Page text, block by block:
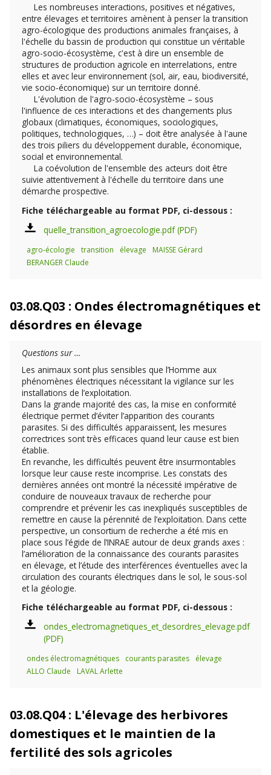
Les nombreuses interactions, positives et négatives,
entre élevages et territoires amènent à penser la transition
agro-écologique des productions animales françaises, à
l'échelle du bassin de production qui constitue un véritable
agro-socio-écosystème, c'est à dire un ensemble de
structures de production agricole en interrelations, entre
elles et avec leur environnement (sol, air, eau, biodiversité,
vie socio-économique) sur un territoire donné.
L'évolution de l'agro-socio-écosystème – sous
l'influence de ces interactions et des changements plus
globaux (climatiques, économiques, sociologiques,
politiques, technologiques, …) – doit être analysée à l'aune
des trois piliers du développement durable, économique,
social et environnemental.
La coévolution de l'ensemble des acteurs doit être
suivie attentivement à l'échelle du territoire dans une
démarche prospective.
Fiche téléchargeable au format PDF, ci-dessous :
quelle_transition_agroecologie.pdf
agro-écologie transition élevage
MAISSE Gérard
BERANGER Claude
03.08.Q03 : Ondes électromagnétiques et
désordres en élevage
Questions sur …
Les animaux sont plus sensibles que l’Homme aux
phénomènes électriques nécessitant la vigilance sur les
installations de l’exploitation.
Dans la grande majorité des cas, la mise en conformité
électrique permet d’éviter l’apparition des courants
parasites. Si des difficultés apparaissent, les mesures
correctrices sont très efficaces quand leur cause est bien
établie.
En revanche, les difficultés peuvent être insurmontables
lorsque leur cause reste incomprise. Les constats des
dernières années ont montré la nécessité impérative de
conduire de nouveaux travaux de recherche pour
comprendre et prévenir les cas inexpliqués susceptibles de
remettre en cause la pérennité de l’exploitation. Dans cette
perspective, un consortium de recherche a été mis en
place sous l’égide de l’INRAE autour de deux grands axes :
l’amélioration de la connaissance des courants parasites
en élevage, et l’étude des interférences éventuelles avec la
circulation des courants électriques dans le sol, le sous-sol
et la géologie.
Fiche téléchargeable au format PDF, ci-dessous :
ondes_electromagnetiques_et_desordres_elevage.pdf
ondes électromagnétiques courants parasites
élevage
ALLO Claude
LAVAL Arlette
03.08.Q04 : L'élevage des herbivores
domestiques et le maintien de la
fertilité des sols agricoles